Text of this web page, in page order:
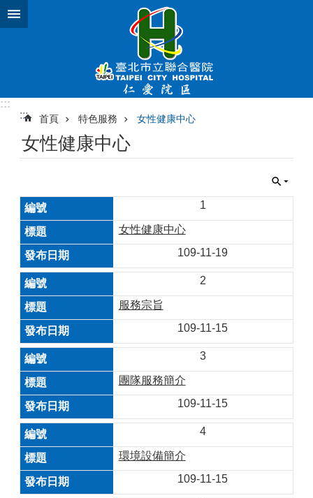
跳到主要內容區塊
:::
:::
首頁 特色服務 女性健康中心
女性健康中心
1
女性健康中心
109-11-19
2
服務宗旨
109-11-15
3
團隊服務簡介
109-11-15
4
環境設備簡介
109-11-15